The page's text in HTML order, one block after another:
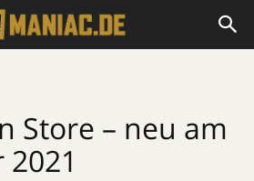
Store – neu am